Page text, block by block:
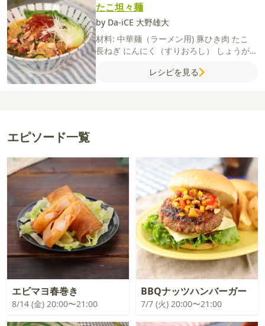
たこ坦々麺
by Da-iCE 大野雄大
材料: 中華麺（ラーメン用) 豚ひき肉 たこ
長ねぎ にんにく（すりおろし）
しょうが
酒鶏がらスープの素
レシピを見る
エピソード一覧
エビマヨ春巻き
8/14 (金) 20:00〜21:00
BBQナッツハンバーガー
7/7 (火) 20:00〜21:00